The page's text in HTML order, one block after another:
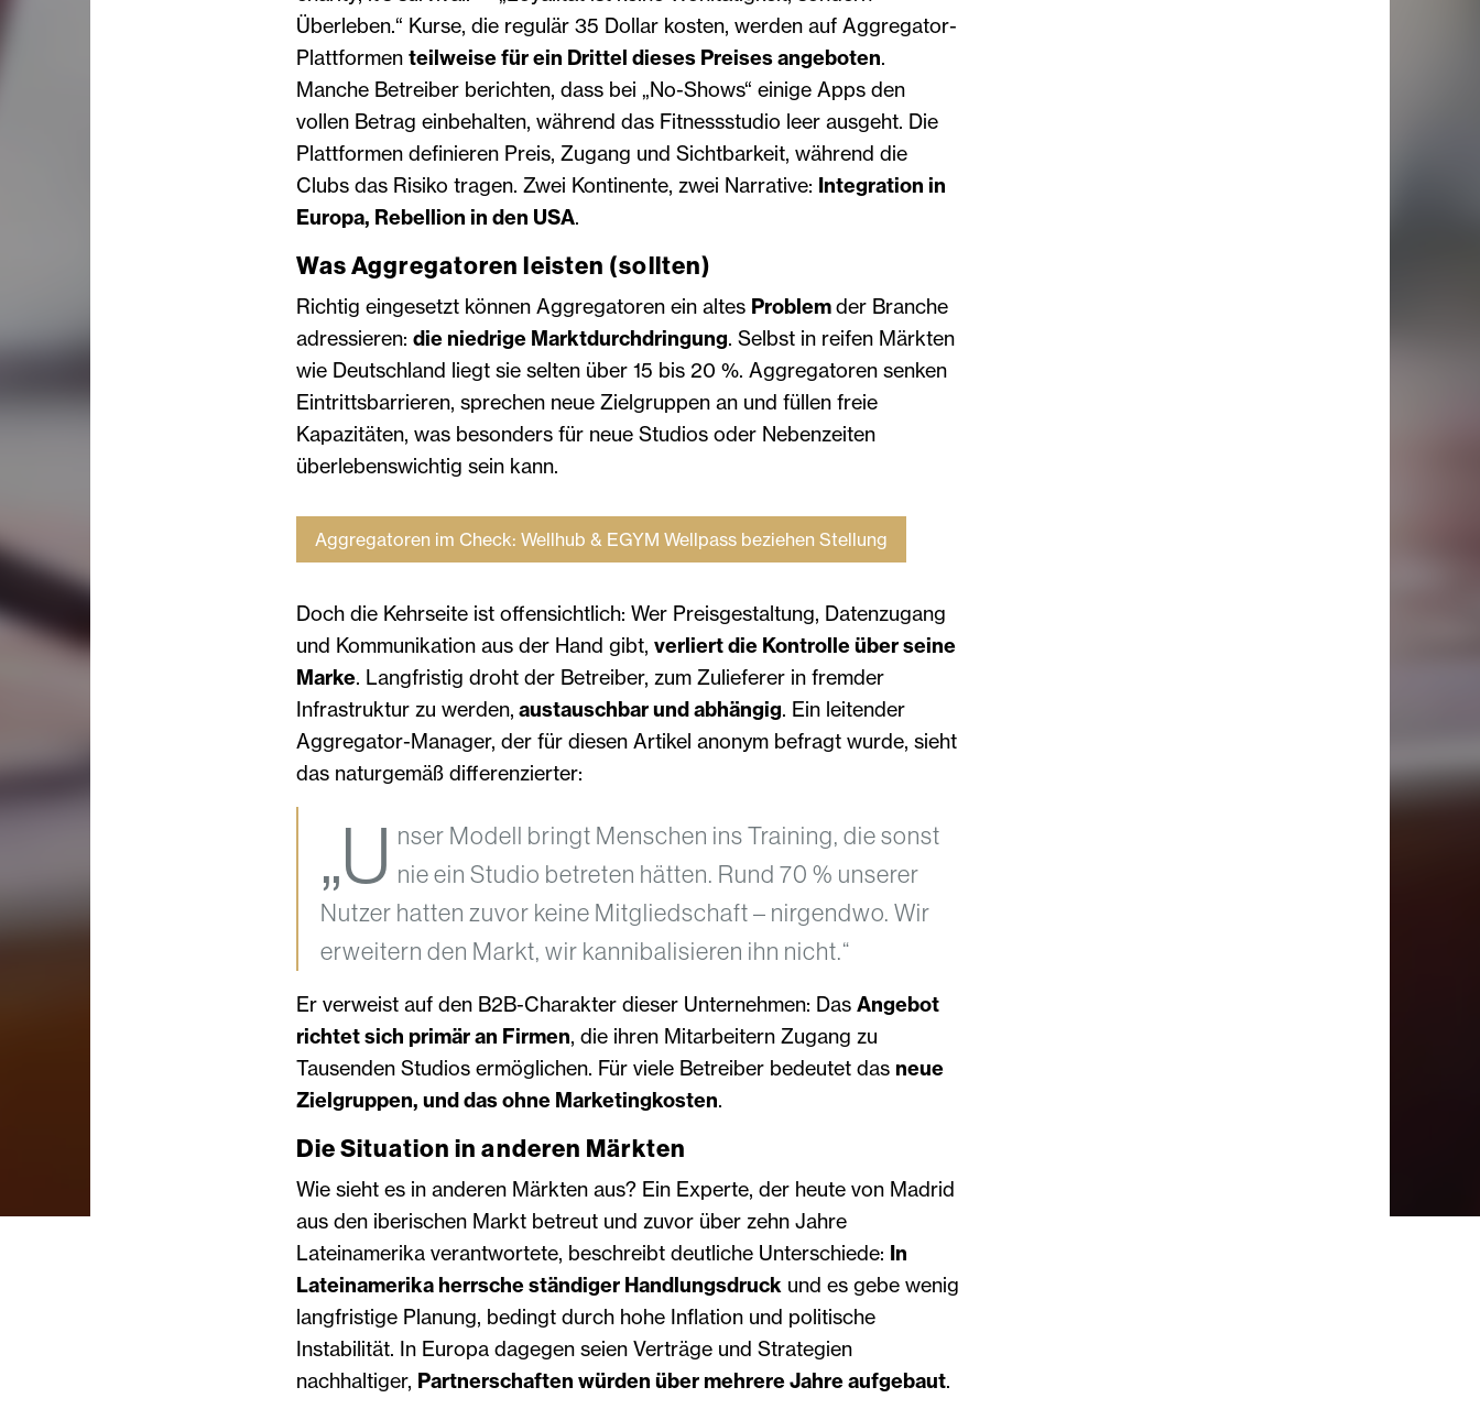
Überleben.“ Kurse, die regulär 35 Dollar kosten, werden auf Aggregator-
Plattformen teilweise für ein Drittel dieses Preises angeboten.
Manche Betreiber berichten, dass bei „No-Shows“ einige Apps den
vollen Betrag einbehalten, während das Fitnessstudio leer ausgeht. Die
Plattformen definieren Preis, Zugang und Sichtbarkeit, während die
Clubs das Risiko tragen. Zwei Kontinente, zwei Narrative: Integration in
Europa, Rebellion in den USA.
Was Aggregatoren leisten (sollten)
Richtig eingesetzt können Aggregatoren ein altes Problemder Branche
adressieren: die niedrige Marktdurchdringung. Selbst in reifen Märkten
wie Deutschland liegt sie selten über 15 bis 20 %. Aggregatoren senken
Eintrittsbarrieren, sprechen neue Zielgruppen an und füllen freie
Kapazitäten, was besonders für neue Studios oder Nebenzeiten
überlebenswichtig sein kann.
Aggregatoren im Check: Wellhub & EGYM Wellpass beziehen Stellung
Doch die Kehrseite ist offensichtlich: Wer Preisgestaltung, Datenzugang
und Kommunikation aus der Hand gibt, verliert die Kontrolle über seine
Marke. Langfristig droht der Betreiber, zum Zulieferer in fremder
Infrastruktur zu werden, austauschbar und abhängig. Ein leitender
Aggregator-Manager, der für diesen Artikel anonym befragt wurde, sieht
das naturgemäß differenzierter:
„U nser Modell bringt Menschen ins Training, die sonst
nie ein Studio betreten hätten. Rund 70 % unserer
Nutzer hatten zuvor keine Mitgliedschaft – nirgendwo. Wir
erweitern den Markt, wir kannibalisieren ihn nicht.“
Er verweist auf den B2B-Charakter dieser Unternehmen: Das Angebot
richtet sich primär an Firmen, die ihren Mitarbeitern Zugang zu
Tausenden Studios ermöglichen. Für viele Betreiber bedeutet das neue
Zielgruppen, und das ohne Marketingkosten.
Die Situation in anderen Märkten
Wie sieht es in anderen Märkten aus? Ein Experte, der heute von Madrid
aus den iberischen Markt betreut und zuvor über zehn Jahre
Lateinamerika verantwortete, beschreibt deutliche Unterschiede: In
Lateinamerika herrsche ständiger Handlungsdruckund es gebe wenig
langfristige Planung, bedingt durch hohe Inflation und politische
Instabilität. In Europa dagegen seien Verträge und Strategien
nachhaltiger, Partnerschaften würden über mehrere Jahre aufgebaut.